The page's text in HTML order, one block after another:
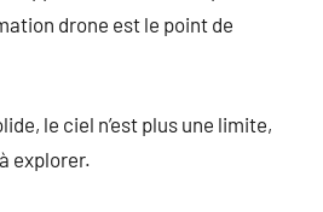
drone est le point de
le ciel n’est plus une limite,
explorer.